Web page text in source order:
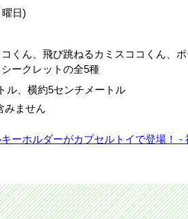
日)
くん、飛び跳ねるカミスココくん、ポ
ークレットの全5種
ル、横約5センチメートル
みません
ーホルダーがカプセルトイで登場！ -